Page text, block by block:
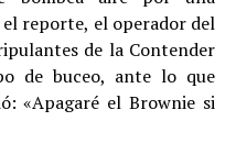
el reporte, el operador del
de la Contender
de buceo, ante lo que
«Apagaré el Brownie si